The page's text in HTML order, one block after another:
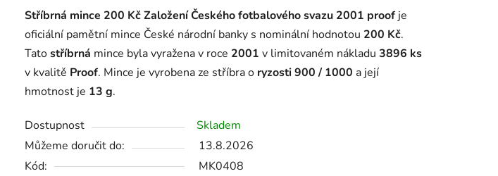
Stříbrná mince 200 Kč Založení Českého fotbalového svazu 2001 proof je
oficiální pamětní mince České národní banky s nominální hodnotou 200 Kč.
Tatostříbrná mince byla vyražena v roce 2001 v limitovaném nákladu 3896 ks
v kvalitě Proof. Mince je vyrobena ze stříbra o ryzosti 900 / 1000 a její
hmotnost je 13 g.
Dostupnost
Skladem
Můžeme doručit do:
13.8.2026
Kód:
MK0408